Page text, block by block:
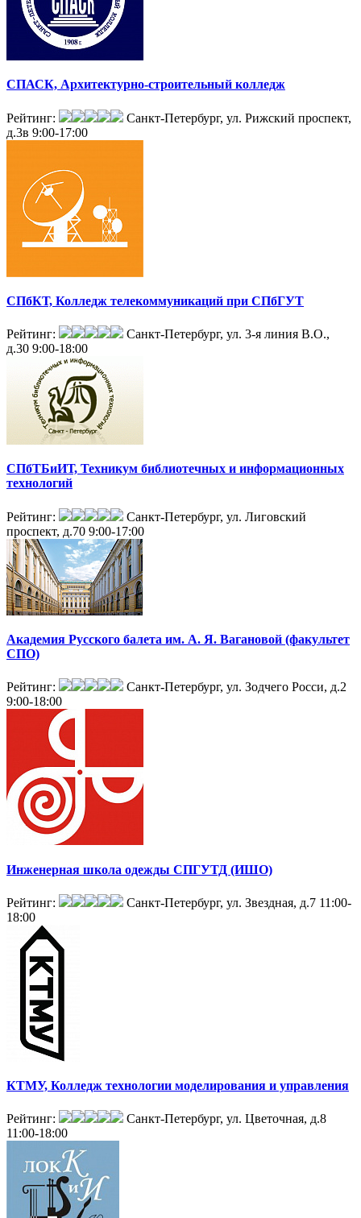
СПАСК, Архитектурно-строительный колледж
Рейтинг:
Санкт-Петербург, ул. Рижский проспект,
д.3в 9:00-17:00
СПбКТ, Колледж телекоммуникаций при СПбГУТ
Рейтинг:
Санкт-Петербург, ул. 3-я линия В.О.,
д.30 9:00-18:00
СПбТБиИТ, Техникум библиотечных и информационных
технологий
Рейтинг:
Санкт-Петербург, ул. Лиговский
проспект, д.70 9:00-17:00
Академия Русского балета им. А. Я. Вагановой (факультет
СПО)
Рейтинг:
Санкт-Петербург, ул. Зодчего Росси, д.2
9:00-18:00
Инженерная школа одежды СПГУТД (ИШО)
Рейтинг: Санкт-Петербург, ул. Звездная, д.7 11:00-
18:00
КТМУ, Колледж технологии моделирования и управления
Рейтинг:
Санкт-Петербург, ул. Цветочная, д.8
11:00-18:00